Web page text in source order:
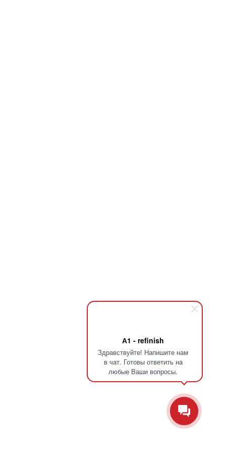
А1 - refinish
Здравствуйте! Напишите нам
в чат. Готовы ответить на
любые Ваши вопросы.